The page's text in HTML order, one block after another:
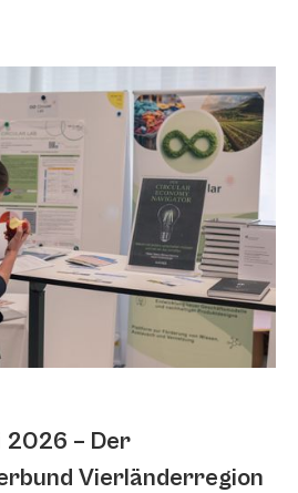
2026 – Der
Vierländerregion